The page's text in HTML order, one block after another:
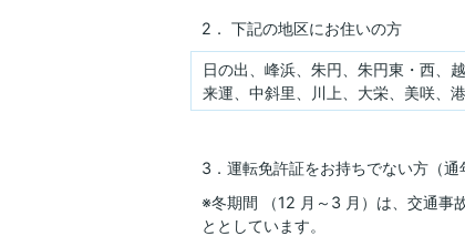
2． 下記の地区にお住いの方
日の出、峰浜、朱円、朱円東・西、
来運、中斜里、川上、大栄、美咲、
3．運転免許証をお持ちでない方（通
※冬期間 （12 月～3 月）は、交通事
ととしています。